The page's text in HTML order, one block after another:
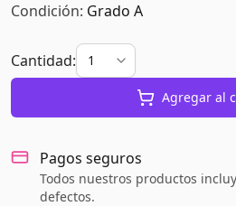
Condición: Grado A
Cantidad:
Agregar al
Pagos seguros
Todos nuestros productos
defectos.